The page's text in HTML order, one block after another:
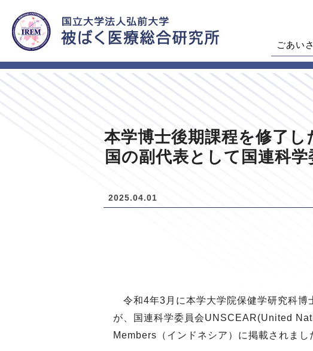
ごあい
本学博士後期課程を修了
国の副代表として国連科
2025.04.01
令和4年3月に本学大学院保健学研究科
が、国連科学委員会UNSCEAR(United
Members（インドネシア）に掲載されまし